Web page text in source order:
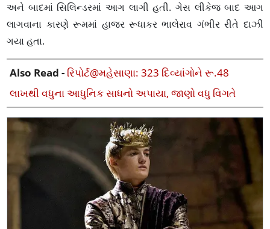
અને બાદમાં સિલિન્ડરમાં આગ લાગી હતી. ગેસ લીકેજ બાદ આગ
લાગવાના કારણે રૂમમાં હાજર રૂધાકર ભાલેરાવ ગંભીર રીતે દાઝી
ગયા હતા.
Also Read - રિપોર્ટ@મહેસાણા: 323 દિવ્યાંગોને રૂ.48
લાખથી વધુના આધુનિક સાધનો અપાયા, જાણો વધુ વિગતે